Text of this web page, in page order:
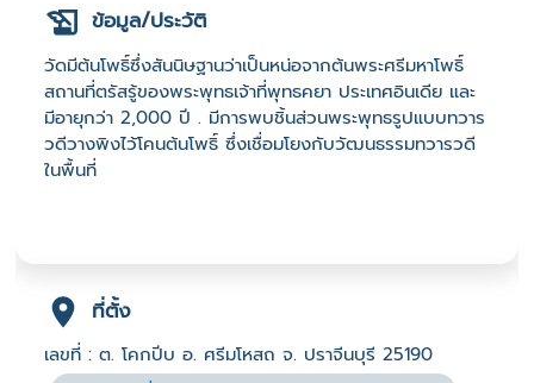
ข้อมูล/ประวัติ
วัดมีต้นโพธิ์ซึ่งสันนิษฐานว่าเป็นหน่อจากต้นพระศรีมหาโพธิ์
สถานที่ตรัสรู้ของพระพุทธเจ้าที่พุทธคยา ประเทศอินเดีย และ
มีอายุกว่า 2,000 ปี . มีการพบชิ้นส่วนพระพุทธรูปแบบทวาร
วดีวางพิงไว้โคนต้นโพธิ์ ซึ่งเชื่อมโยงกับวัฒนธรรมทวารวดี
ในพื้นที่
ที่ตั้ง
เลขที่ : ต. โคกปีบ อ. ศรีมโหสถ จ. ปราจีนบุรี 25190